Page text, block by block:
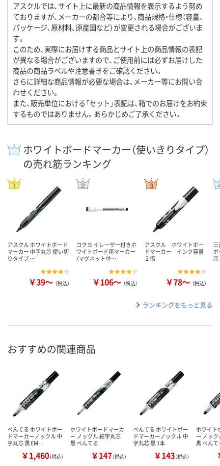
アスクルでは、サイト上に最新の商品情報を表示するよう努め
ておりますが、メーカーの都合等により、商品規格・仕様（容量、
パッケージ、原材料、原産国など）が変更される場合がございま
す。
このため、実際にお届けする商品とサイト上の商品情報の表記
が異なる場合がございますので、ご使用前には必ずお届けした
商品の商品ラベルや注意書きをご確認ください。
さらに詳細な商品情報が必要な場合は、メーカー等にお問い合
わせください。
また、販売単位における「セット」表記は、箱でのお届けをお約束
するものではありません。あらかじめご了承ください。
ホワイトボードマーカー（使いきりタイプ）
の売れ筋ランキング
アスクル ホワイトボード
マーカー 中字丸芯 使い切
りタイプ …
￥39～ （税込）
コクヨ イレーザー付きホ
ワイトボード用マーカー
（マグネット付…
￥106～ （税込）
アスクル ホワイトボー
ドマーカー インク容量
２倍
￥78～ （税込）
芯
ランキングをもっと見る
おすすめの関連商品
ぺんてる ホワイトボー
ドマーカーノックル 中
字丸芯 黒 EM…
￥1,460（税込）
ホワイトボードマーカ
ー ノックル 細字丸芯
黒 ぺんてる
￥147（税込）
ぺんてる ホワイトボー
ドマーカーノックル 中
字丸芯 黒 1本
￥143（税込）
ホワイト
ー ノッ
黒 ぺんて